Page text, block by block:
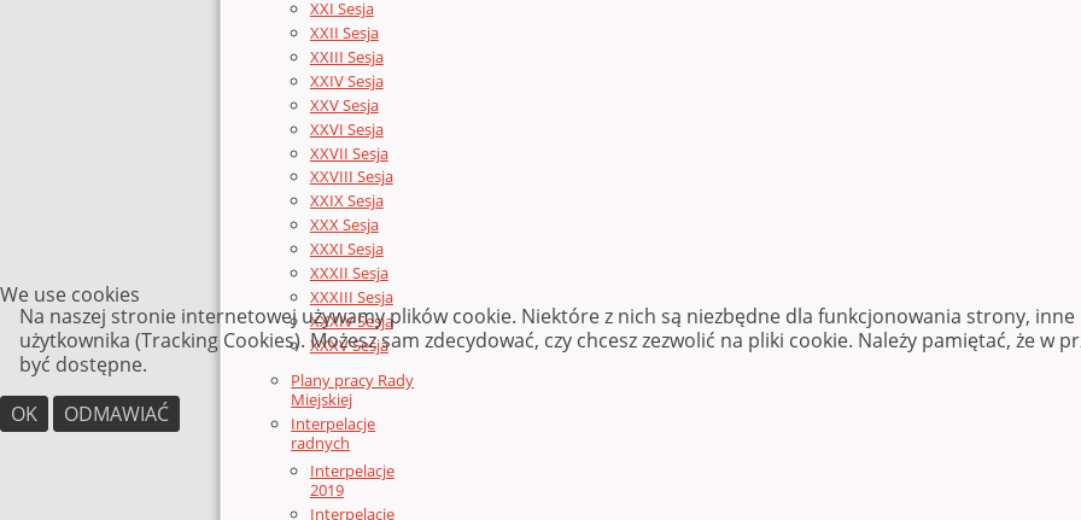
XXI Sesja
XXII Sesja
XXIII Sesja
XXIV Sesja
XXV Sesja
XXVI Sesja
XXVII Sesja
XXVIII Sesja
XXIX Sesja
XXX Sesja
XXXI Sesja
XXXII Sesja
XXXIII Sesja
XXXIV Sesja
XXXV Sesja
Plany pracy Rady
Miejskiej
Interpelacje
radnych
Interpelacje
2019
Interpelacje
We use cookies
Na naszej stronie internetowej używamy plików cookie. Niektóre z nich są niezbędne dla funkcjonowania strony,
użytkownika (Tracking Cookies). Możesz sam zdecydować, czy chcesz zezwolić na pliki cookie. Należy pamiętać, że
być dostępne.
OK
ODMAWIAĆ